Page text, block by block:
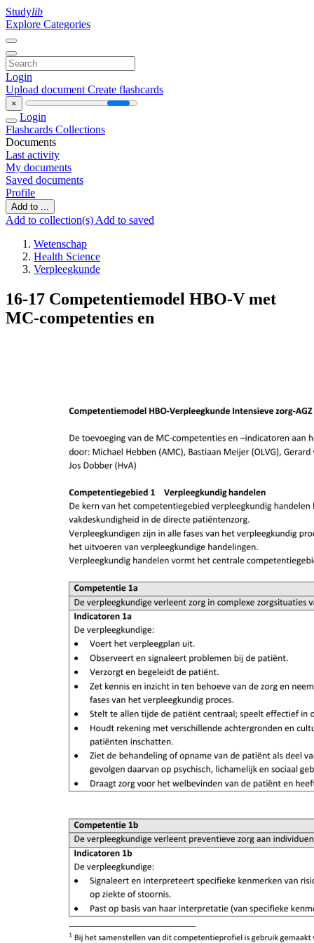
Studylib
Explore Categories
Login
Upload document Create flashcards
×
Login
Flashcards Collections
Documents
Last activity
My documents
Saved documents
Profile
Add to ...
Add to collection(s) Add to saved
Wetenschap
Health Science
Verpleegkunde
16-17 Competentiemodel HBO-V met
MC-competenties en